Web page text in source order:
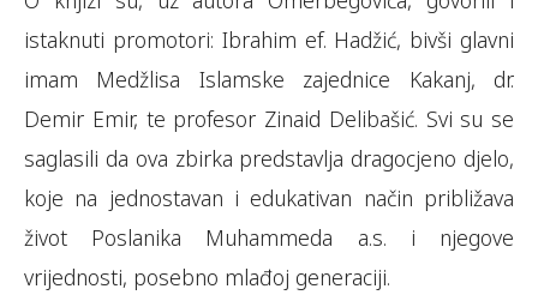
istaknuti promotori: Ibrahim ef. Hadžić, bivši glavni
imam Medžlisa Islamske zajednice Kakanj, dr.
Demir Emir, te profesor Zinaid Delibašić. Svi su se
saglasili da ova zbirka predstavlja dragocjeno djelo,
koje na jednostavan i edukativan način približava
život Poslanika Muhammeda a.s. i njegove
vrijednosti, posebno mlađoj generaciji.